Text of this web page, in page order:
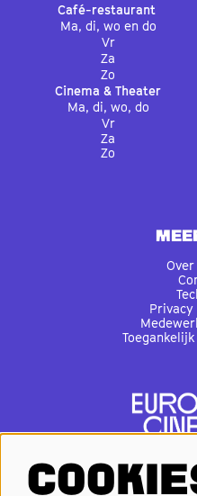
Café-restaurant
Ma, di, wo en do
Vr
Za
Zo
Cinema & Theater
Ma, di, wo, do
Vr
Za
Zo
Privacy